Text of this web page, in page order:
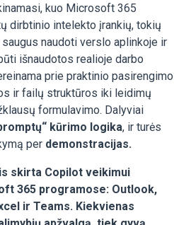
kuo Microsoft 365
dirbtinio intelekto įrankių, tokių
saugus naudoti verslo aplinkoje ir
išnaudotos realioje darbo
prie praktinio pasirengimo
ir failų struktūros iki leidimų
formulavimo. Dalyviai
kūrimo logika, ir turės
per demonstracijas.
skirta Copilot veikimui
365 programose: Outlook,
ir Teams. Kiekvienas